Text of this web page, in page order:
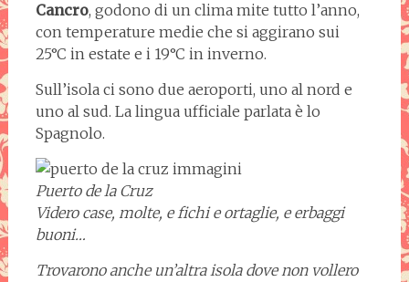
Cancro, godono di un clima mite tutto l’anno,
con temperature medie che si aggirano sui
25°C in estate e i 19°C in inverno.
Sull’isola ci sono due aeroporti, uno al nord e
uno al sud. La lingua ufficiale parlata è lo
Spagnolo.
Puerto de la Cruz
Videro case, molte, e fichi e ortaglie, e erbaggi
buoni…
Trovarono anche un’altra isola dove non vollero